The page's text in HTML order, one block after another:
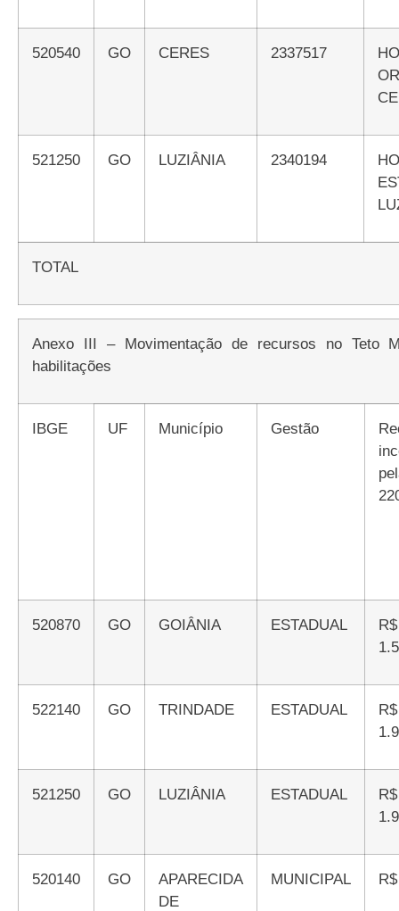
520540 GO CERES 2337517
HOSPITAL
521250 GO LUZIÂNIA 2340194
HOSPITAL
TOTAL
Anexo III – Movimentação de recursos no Teto MAC de acordo com a redistribuição das
habilitações
IBGE UF Município Gestão
Recursos
520870 GO GOIÂNIA ESTADUAL
R$
522140 GO TRINDADE ESTADUAL
R$
521250 GO LUZIÂNIA ESTADUAL
R$
520140 GO
APARECIDA
DE
MUNICIPAL